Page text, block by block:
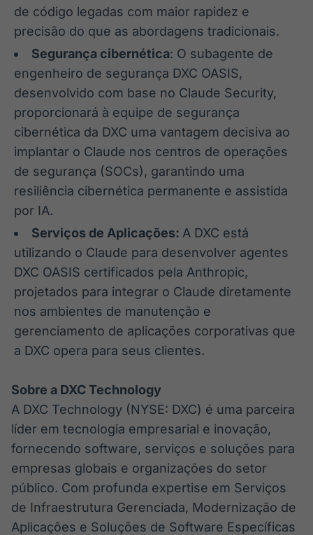
de código legadas com maior rapidez e
precisão do que as abordagens tradicionais.
Segurança cibernética: O subagente de
engenheiro de segurança DXC OASIS,
desenvolvido com base no Claude Security,
proporcionará à equipe de segurança
cibernética da DXC uma vantagem decisiva ao
implantar o Claude nos centros de operações
de segurança (SOCs), garantindo uma
resiliência cibernética permanente e assistida
por IA.
Serviços de Aplicações: A DXC está
utilizando o Claude para desenvolver agentes
DXC OASIS certificados pela Anthropic,
projetados para integrar o Claude diretamente
nos ambientes de manutenção e
gerenciamento de aplicações corporativas que
a DXC opera para seus clientes.
Sobre a DXC Technology
A DXC Technology (NYSE: DXC) é uma parceira
líder em tecnologia empresarial e inovação,
fornecendo software, serviços e soluções para
empresas globais e organizações do setor
público. Com profunda expertise em Serviços
de Infraestrutura Gerenciada, Modernização de
Aplicações e Soluções de Software Específicas